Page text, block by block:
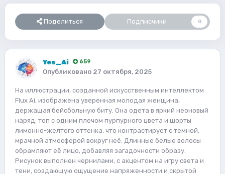
Поделиться Подписчики 0
Yes_Ai 659
Опубликовано 27 октября, 2025
На иллюстрации, созданной искусственным интеллектом
Flux Ai, изображена уверенная молодая женщина,
держащая бейсбольную биту. Она одета в яркий неоновый
наряд: топ с одним плечом пурпурного цвета и шорты
лимонно-желтого оттенка, что контрастирует с темной,
мрачной атмосферой вокруг неё. Длинные белые волосы
обрамляют её лицо, добавляя загадочности образу.
Рисунок выполнен чернилами, с акцентом на игру света и
тени, создающую ощущение напряженности и скрытой